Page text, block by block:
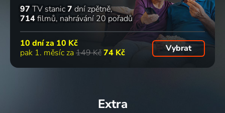
97 TV stanic7 dní zpětně
714filmů nahrávání 20 pořadů
10 dní za 10 Kč
pak 1. měsíc za 149 Kč74 Kč Vybrat
Extra